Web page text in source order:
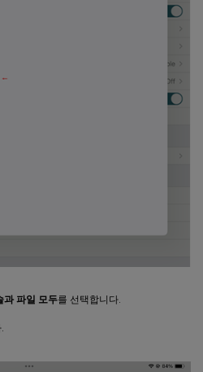
과 파일 모두를 선택합니다.